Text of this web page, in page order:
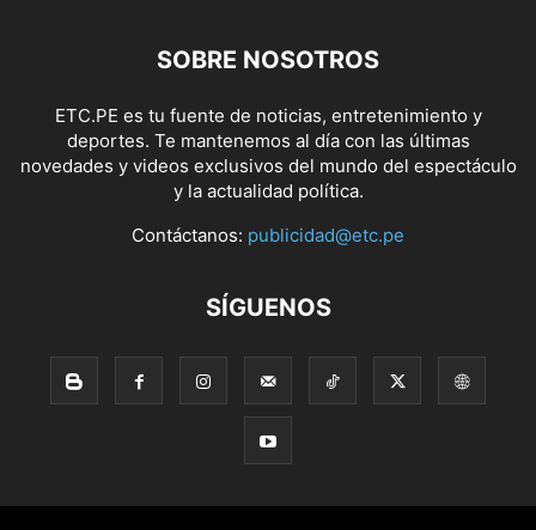
SOBRE NOSOTROS
ETC.PE es tu fuente de noticias, entretenimiento y
deportes. Te mantenemos al día con las últimas
novedades y videos exclusivos del mundo del espectáculo
y la actualidad política.
Contáctanos: publicidad@etc.pe
SÍGUENOS